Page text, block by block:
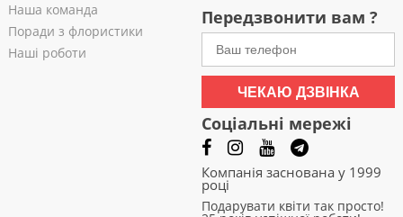
Наша команда
Поради з флористики
Наші роботи
Передзвонити вам ?
ЧЕКАЮ ДЗВІНКА
Соціальні мережі
Компанія заснована у 1999
році
Подарувати квіти так просто!